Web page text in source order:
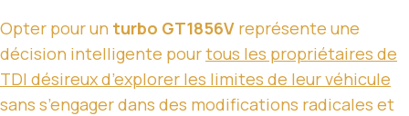
Opter pour un turbo GT1856V représente une
décision intelligente pourtous les propriétaires de
TDI désireux d’explorer les limites de leur véhicule
sans s’engager dans des modifications radicales et